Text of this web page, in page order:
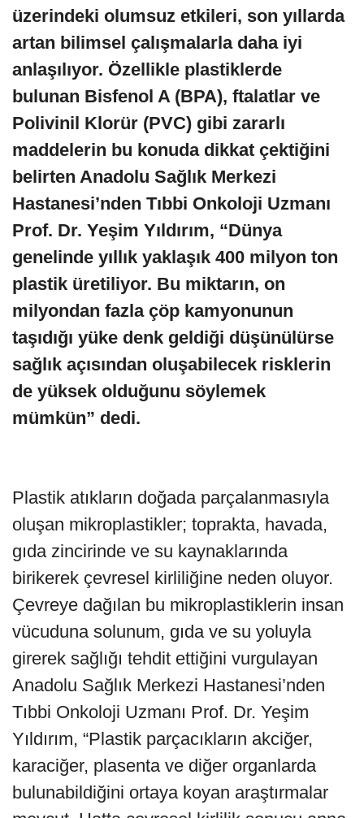
üzerindeki olumsuz etkileri, son yıllarda
artan bilimsel çalışmalarla daha iyi
anlaşılıyor. Özellikle plastiklerde
bulunan Bisfenol A (BPA), ftalatlar ve
Polivinil Klorür (PVC) gibi zararlı
maddelerin bu konuda dikkat çektiğini
belirten Anadolu Sağlık Merkezi
Hastanesi’nden Tıbbi Onkoloji Uzmanı
Prof. Dr. Yeşim Yıldırım, “Dünya
genelinde yıllık yaklaşık 400 milyon ton
plastik üretiliyor. Bu miktarın, on
milyondan fazla çöp kamyonunun
taşıdığı yüke denk geldiği düşünülürse
sağlık açısından oluşabilecek risklerin
de yüksek olduğunu söylemek
mümkün” dedi.
Plastik atıkların doğada parçalanmasıyla
oluşan mikroplastikler; toprakta, havada,
gıda zincirinde ve su kaynaklarında
birikerek çevresel kirliliğine neden oluyor.
Çevreye dağılan bu mikroplastiklerin insan
vücuduna solunum, gıda ve su yoluyla
girerek sağlığı tehdit ettiğini vurgulayan
Anadolu Sağlık Merkezi Hastanesi’nden
Tıbbi Onkoloji Uzmanı Prof. Dr. Yeşim
Yıldırım, “Plastik parçacıkların akciğer,
karaciğer, plasenta ve diğer organlarda
bulunabildiğini ortaya koyan araştırmalar